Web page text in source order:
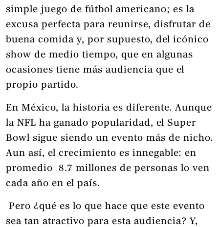
simple juego de fútbol americano; es la
excusa perfecta para reunirse, disfrutar de
buena comida y, por supuesto, del icónico
show de medio tiempo, que en algunas
ocasiones tiene más audiencia que el
propio partido.
En México, la historia es diferente. Aunque
la NFL ha ganado popularidad, el Super
Bowl sigue siendo un evento más de nicho.
Aun así, el crecimiento es innegable: en
promedio 8.7 millones de personas lo ven
cada año en el país.
Pero ¿qué es lo que hace que este evento
sea tan atractivo para esta audiencia? Y,